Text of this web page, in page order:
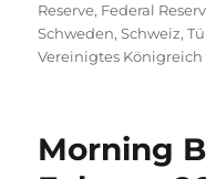
Reserve, Federal
Schweden,Schweiz,
Vereinigtes Königreich
Morning